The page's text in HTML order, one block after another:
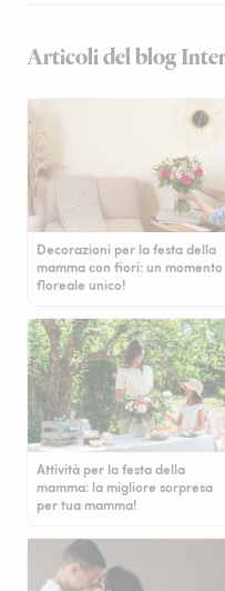
Articoli del blog
Decorazioni per la festa della
mamma con fiori: un momento
floreale unico!
Attività per la festa della
mamma: la migliore sorpresa
per tua mamma!